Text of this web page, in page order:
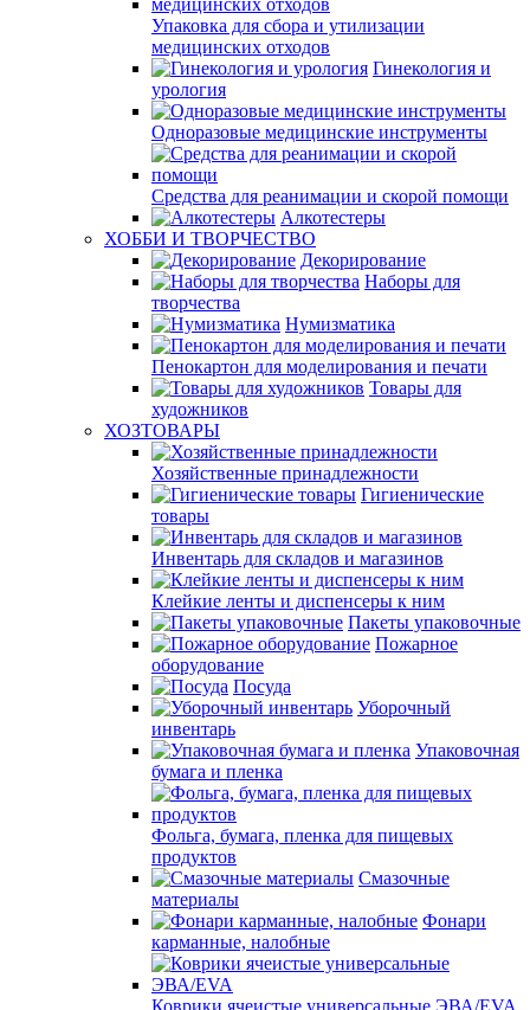
Упаковка для сбора и утилизации
медицинских отходов
Гинекология и
урология
Одноразовые медицинские инструменты
Средства для реанимации и скорой помощи
Алкотестеры
ХОББИ И ТВОРЧЕСТВО
Декорирование
Наборы для
творчества
Нумизматика
Пенокартон для моделирования и печати
Товары для
художников
ХОЗТОВАРЫ
Хозяйственные принадлежности
Гигиенические
товары
Инвентарь для складов и магазинов
Клейкие ленты и диспенсеры к ним
Пакеты упаковочные
Пожарное
оборудование
Посуда
Уборочный
инвентарь
Упаковочная
бумага и пленка
Фольга, бумага, пленка для пищевых
продуктов
Смазочные
материалы
Фонари
карманные, налобные
Коврики ячеистые универсальные ЭВА/EVA